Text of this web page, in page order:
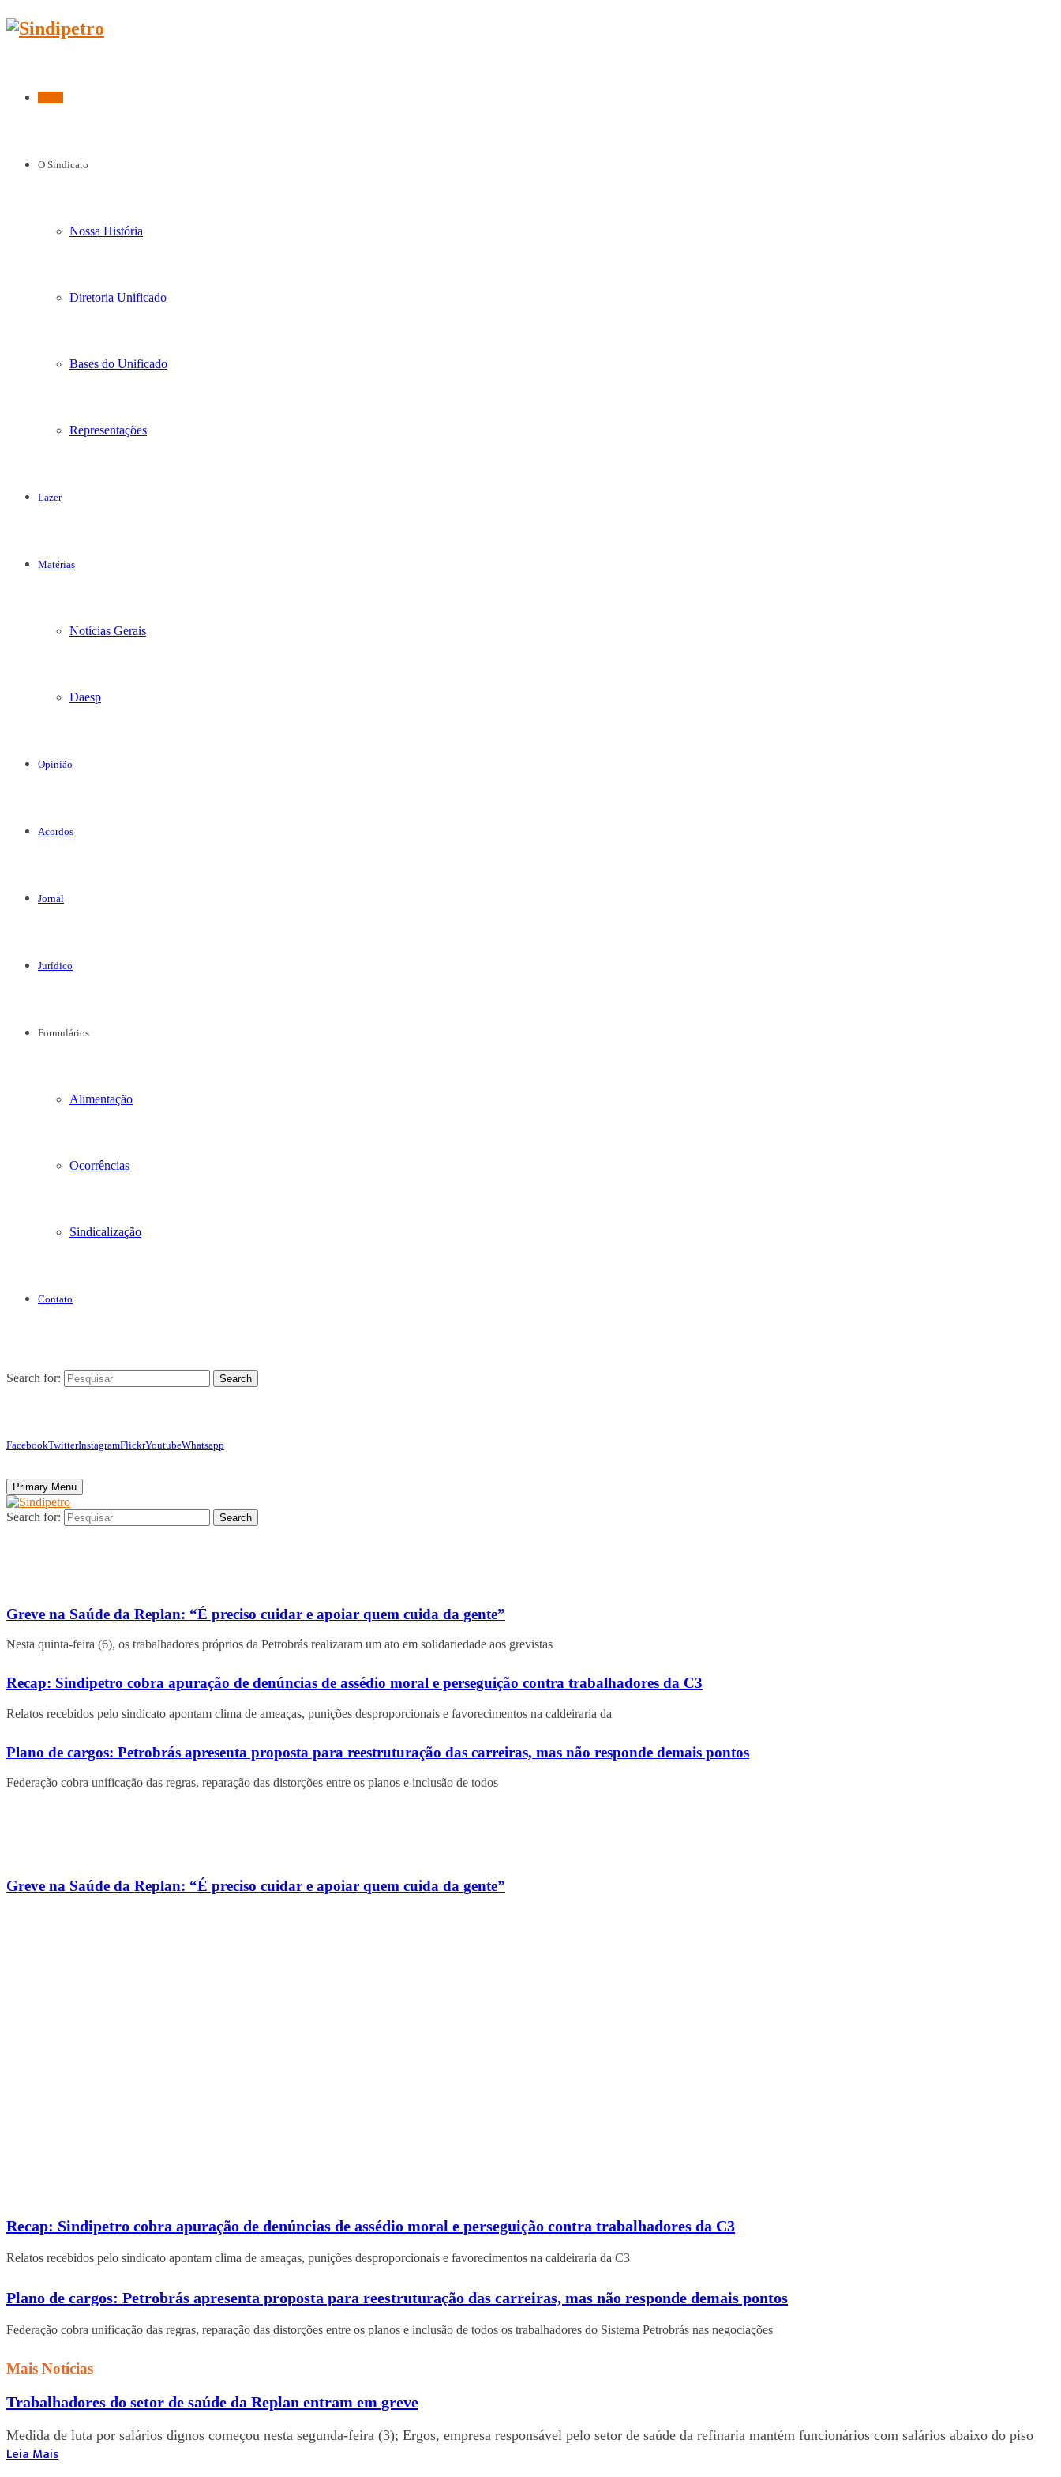
O Sindicato
Nossa História
Diretoria Unificado
Bases do Unificado
Representações
Lazer
Matérias
Notícias Gerais
Daesp
Opinião
Acordos
Jornal
Jurídico
Formulários
Alimentação
Ocorrências
Sindicalização
Contato
Search for: Search
FacebookTwitterInstagramFlickrYoutubeWhatsapp
Primary Menu
Search for: Search
Greve na Saúde da Replan: “É preciso cuidar e apoiar quem cuida da gente”
Nesta quinta-feira (6), os trabalhadores próprios da Petrobrás realizaram um ato em solidariedade aos grevistas
Recap: Sindipetro cobra apuração de denúncias de assédio moral e perseguição contra trabalhadores da C3
Relatos recebidos pelo sindicato apontam clima de ameaças, punições desproporcionais e favorecimentos na caldeiraria da
Plano de cargos: Petrobrás apresenta proposta para reestruturação das carreiras, mas não responde demais pontos
Federação cobra unificação das regras, reparação das distorções entre os planos e inclusão de todos
Greve na Saúde da Replan: “É preciso cuidar e apoiar quem cuida da gente”
Recap: Sindipetro cobra apuração de denúncias de assédio moral e perseguição contra trabalhadores da C3
Relatos recebidos pelo sindicato apontam clima de ameaças, punições desproporcionais e favorecimentos na caldeiraria da C3
Plano de cargos: Petrobrás apresenta proposta para reestruturação das carreiras, mas não responde demais pontos
Federação cobra unificação das regras, reparação das distorções entre os planos e inclusão de todos os trabalhadores do Sistema Petrobrás nas negociações
Mais Notícias
Trabalhadores do setor de saúde da Replan entram em greve
Medida de luta por salários dignos começou nesta segunda-feira (3); Ergos, empresa responsável pelo setor de saúde da refinaria mantém funcionários com salários abaixo do piso
Leia Mais